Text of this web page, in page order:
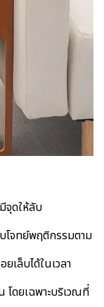
จุดให้ลับ
จทย์พฤติกรรมตาม
เล็บได้ในเวลา
โดยเฉพาะบริเวณที่